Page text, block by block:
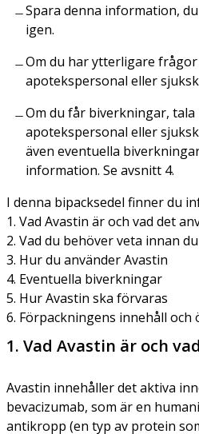
Spara denna information,
igen.
Om du har ytterligare
apotekspersonal eller
Om du får biverkningar, tala
apotekspersonal eller
även eventuella
information. Se avsnitt 4.
I denna bipacksedel finner du
1. Vad Avastin är och vad det
2. Vad du behöver veta innan
3. Hur du använder Avastin
4. Eventuella biverkningar
5. Hur Avastin ska förvaras
6. Förpackningens innehåll
1. Vad Avastin är och
Avastin innehåller det aktiva
bevacizumab, som är en
antikropp (en typ av protein